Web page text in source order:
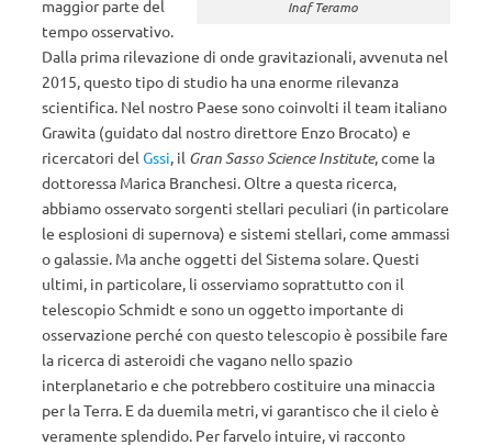
Inaf Teramo
maggior parte del
tempo osservativo.
Dalla prima rilevazione di onde gravitazionali, avvenuta nel
2015, questo tipo di studio ha una enorme rilevanza
scientifica. Nel nostro Paese sono coinvolti il team italiano
Grawita (guidato dal nostro direttore Enzo Brocato) e
ricercatori del Gssi, il Gran Sasso Science Institute, come la
dottoressa Marica Branchesi. Oltre a questa ricerca,
abbiamo osservato sorgenti stellari peculiari (in particolare
le esplosioni di supernova) e sistemi stellari, come ammassi
o galassie. Ma anche oggetti del Sistema solare. Questi
ultimi, in particolare, li osserviamo soprattutto con il
telescopio Schmidt e sono un oggetto importante di
osservazione perché con questo telescopio è possibile fare
la ricerca di asteroidi che vagano nello spazio
interplanetario e che potrebbero costituire una minaccia
per la Terra. E da duemila metri, vi garantisco che il cielo è
veramente splendido. Per farvelo intuire, vi racconto